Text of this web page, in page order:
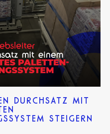
DURCHSATZ MIT
STEIGERN